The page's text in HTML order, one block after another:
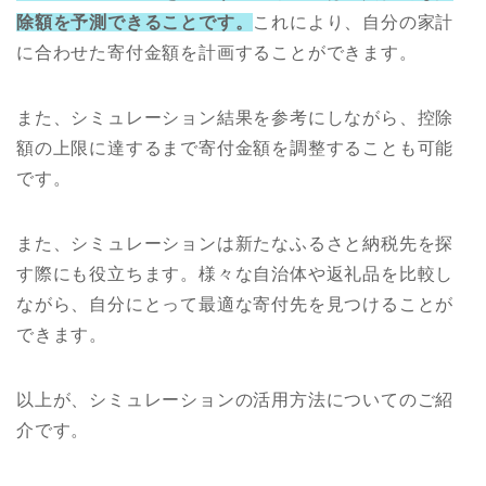
除額を予測できることです。 これにより、自分の家計
に合わせた寄付金額を計画することができます。
また、シミュレーション結果を参考にしながら、控除
額の上限に達するまで寄付金額を調整することも可能
です。
また、シミュレーションは新たなふるさと納税先を探
す際にも役立ちます。様々な自治体や返礼品を比較し
ながら、自分にとって最適な寄付先を見つけることが
できます。
以上が、シミュレーションの活用方法についてのご紹
介です。